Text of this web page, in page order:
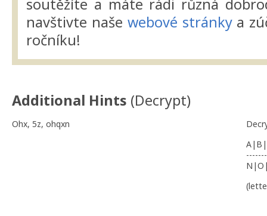
soutěžíte a máte rádi různá
navštivte naše webové stránkya
ročníku!
Additional Hints (Decrypt)
Ohx, 5z, ohqxn